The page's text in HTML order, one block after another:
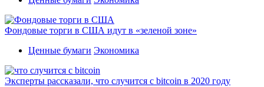
Фондовые торги в США идут в «зеленой зоне»
Ценные бумаги Экономика
Эксперты рассказали, что случится с bitcoin в 2020 году